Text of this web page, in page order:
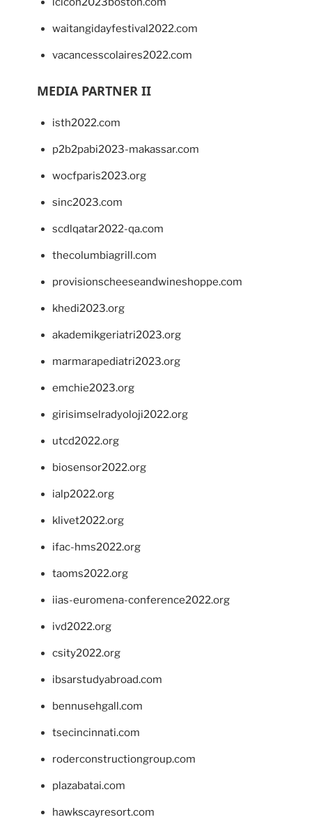
waitangidayfestival2022.com
vacancesscolaires2022.com
MEDIA PARTNER II
isth2022.com
p2b2pabi2023-makassar.com
wocfparis2023.org
sinc2023.com
scdlqatar2022-qa.com
thecolumbiagrill.com
provisionscheeseandwineshoppe.com
khedi2023.org
akademikgeriatri2023.org
marmarapediatri2023.org
emchie2023.org
girisimselradyoloji2022.org
utcd2022.org
biosensor2022.org
ialp2022.org
klivet2022.org
ifac-hms2022.org
taoms2022.org
iias-euromena-conference2022.org
ivd2022.org
csity2022.org
ibsarstudyabroad.com
bennusehgall.com
tsecincinnati.com
roderconstructiongroup.com
plazabatai.com
hawkscayresort.com